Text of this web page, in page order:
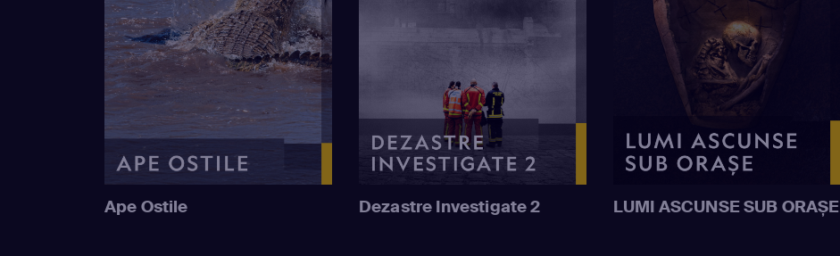
Ape Ostile Dezastre Investigate 2 LUMI ASCUNSE SUB ORAȘE